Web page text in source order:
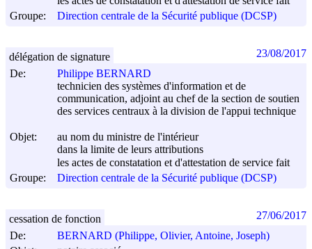
Groupe:
Direction centrale de la Sécurité publique (DCSP)
De:
Philippe BERNARD
technicien des systèmes d'information et de
communication, adjoint au chef de la section de soutien
des services centraux à la division de l'appui technique
Objet:
au nom du ministre de l'intérieur
dans la limite de leurs attributions
les actes de constatation et d'attestation de service fait
Groupe:
Direction centrale de la Sécurité publique (DCSP)
délégation de signature 23/08/2017
De:
BERNARD (Philippe, Olivier, Antoine, Joseph)
cessation de fonction 27/06/2017